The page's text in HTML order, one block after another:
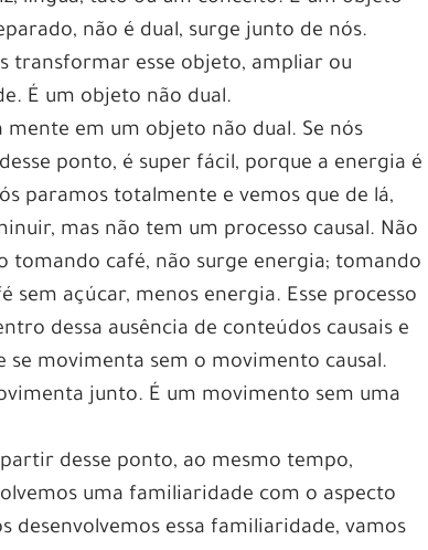
não é dual, surge junto de nós.
transformar esse objeto, ampliar ou
É um objeto não dual.
mente em um objeto não dual. Se nós
ponto, é super fácil, porque a energia é
paramos totalmente e vemos que de lá,
mas não tem um processo causal. Não
tomando café, não surge energia; tomando
açúcar, menos energia. Esse processo
dessa ausência de conteúdos causais e
se movimenta sem o movimento causal.
junto. É um movimento sem uma
desse ponto, ao mesmo tempo,
uma familiaridade com o aspecto
desenvolvemos essa familiaridade, vamos